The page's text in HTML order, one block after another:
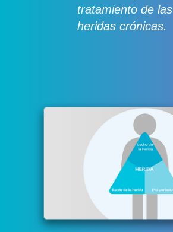
tratamiento de las
heridas crónicas.